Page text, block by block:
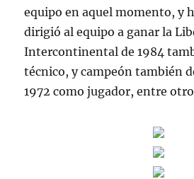
equipo en aquel momento, y
dirigió al equipo a ganar la
Intercontinental de 1984
técnico, y campeón también
1972 como jugador, entre